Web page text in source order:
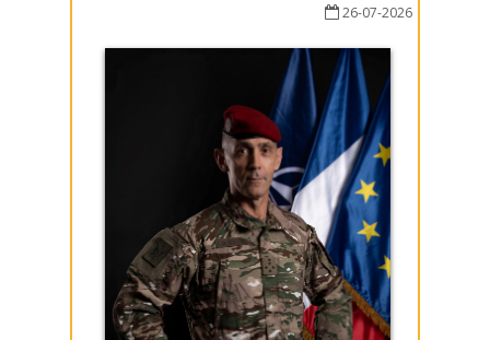
26-07-2026